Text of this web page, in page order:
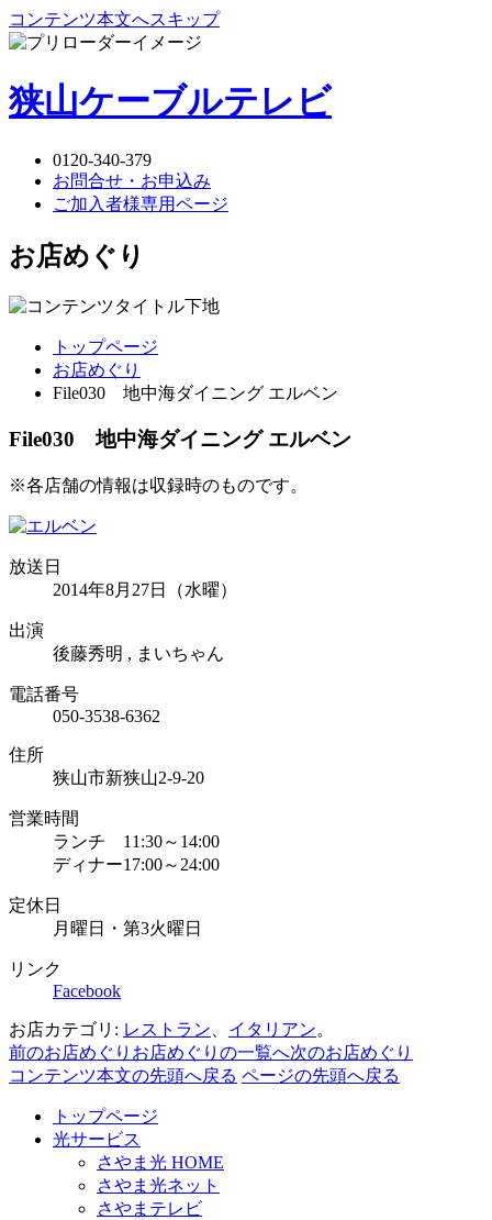
コンテンツ本文へスキップ
狭山ケーブルテレビ
0120-340-379
お問合せ・お申込み
ご加入者様専用ページ
お店めぐり
トップページ
お店めぐり
File030 地中海ダイニング エルベン
File030 地中海ダイニング エルベン
※各店舗の情報は収録時のものです。
放送日
2014年8月27日（水曜）
出演
後藤秀明 , まいちゃん
電話番号
050-3538-6362
住所
狭山市新狭山2-9-20
営業時間
ランチ 11:30～14:00
ディナー17:00～24:00
定休日
月曜日・第3火曜日
リンク
Facebook
お店カテゴリ: レストラン イタリアン。
前のお店めぐり お店めぐりの一覧へ次のお店めぐり
コンテンツ本文の先頭へ戻る ページの先頭へ戻る
トップページ
光サービス
さやま光 HOME
さやま光ネット
さやまテレビ